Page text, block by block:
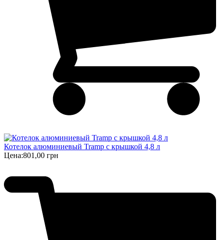
Котелок алюминиевый Tramp с крышкой 4,8 л
Цена:801,00 грн